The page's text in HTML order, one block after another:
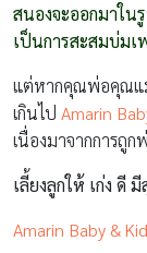
สนองจะออกมาใน
เป็นการสะสมบ่ม
แต่หากคุณพ่อคุณแ
เกินไป Amarin
เนื่องมาจากการถู
เลี้ยงลูกให้ เก่ง ดี
Amarin Baby &